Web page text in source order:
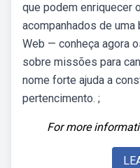
que podem enriquecer
acompanhados de
Web — conheça agora
sobre missões para
nome forte ajuda a
pertencimento. ;
For more